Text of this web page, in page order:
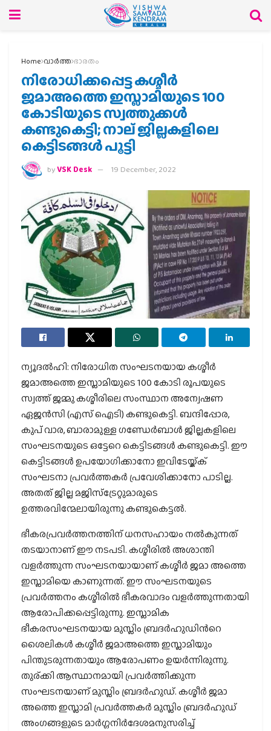
Home വാര്‍ത്ത ഭാരതം
നിരോധിക്കപ്പെട്ട കശ്മീര്‍
ജമാഅത്തെ ഇസ്ലാമിയുടെ 100
കോടിയുടെ സ്വത്തുക്കള്‍
കണ്ടുകെട്ടി; നാല് ജില്ലകളിലെ
കെട്ടിടങ്ങള്‍ പൂട്ടി
byVSK Desk 19 December, 2022
ന്യൂദല്‍ഹി: നിരോധിത സംഘടനയായ കശ്മീര്‍
ജമാഅത്തെ ഇസ്ലാമിയുടെ 100 കോടി രൂപയുടെ
സ്വത്ത് ജമ്മു കശ്മീരിലെ സംസ്ഥാന അന്വേഷണ
ഏജന്‍സി (എസ് ഐടി) കണ്ടുകെട്ടി. ബന്ദിപ്പോര,
കുപ് വാര, ബാരാമുള്ള ഗണ്ഡേര്‍ബാള്‍ ജില്ലകളിലെ
സംഘടനയുടെ ഒട്ടേറെ കെട്ടിടങ്ങള്‍ കണ്ടുകെട്ടി. ഈ
കെട്ടിടങ്ങള്‍ ഉപയോഗിക്കാനോ ഇവിടേയ്ക്ക്
സംഘടനാ പ്രവര്‍ത്തകര്‍ പ്രവേശിക്കാനോ പാടില്ല.
അതത് ജില്ല മജിസ്ട്രേറ്റുമാരുടെ
ഉത്തരവിന്മേലായിരുന്നു കണ്ടുകെട്ടല്‍.
ഭീകരപ്രവര്‍ത്തനത്തിന് ധനസഹായം നല്‍കുന്നത്
തടയാനാണ് ഈ നടപടി. കശ്മീരില്‍ അശാന്തി
വളര്‍ത്തുന്ന സംഘടനയായാണ് കശ്മീര്‍ ജമാ അത്തെ
ഇസ്ലാമിയെ കാണുന്നത്. ഈ സംഘടനയുടെ
പ്രവര്‍ത്തനം കശ്മീരില്‍ ഭീകരവാദം വളര്‍ത്തുന്നതായി
ആരോപിക്കപ്പെട്ടിരുന്നു. ഇസ്ലാമിക
ഭീകരസംഘടനയായ മുസ്ലിം ബ്രദര്‍ഹുഡിന്‍റെ
ശൈലികള്‍ കശ്മീര്‍ ജമാഅത്തെ ഇസ്ലാമിയും
പിന്തുടരുന്നതായും ആരോപണം ഉയര്‍ന്നിരുന്നു.
തുര‍്ക്കി ആസ്ഥാനമായി പ്രവര്‍ത്തിക്കുന്ന
സംഘടനയാണ് മുസ്ലിം ബ്രദര്‍ഹുഡ്. കശ്മീര്‍ ജമാ
അത്തെ ഇസ്ലാമി പ്രവര്‍ത്തകര്‍ മുസ്ലിം ബ്രദര്‍ഹുഡ്
അംഗങ്ങളുടെ മാര്‍ഗ്ഗനിര്‍ദേശമനുസരിച്ച്